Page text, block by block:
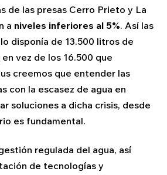
de las presas Cerro Prieto y La
a niveles inferiores al 5%. Así las
disponía de 13.500 litros de
vez de los 16.500 que
creemos que entender las
con la escasez de agua en
soluciones a dicha crisis, desde
es fundamental.
regulada del agua, así
de tecnologías y